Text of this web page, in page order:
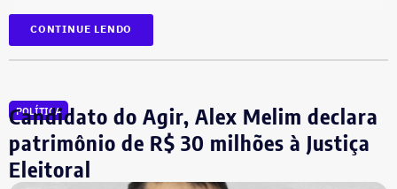
Com isso, a sentença tornou-se definitiva.
imediata execução da sentença. Além da comunicação à
Justiça Eleitoral, o órgão pede a inclusão do nome de
Garotinho no Cadastro Nacional de Condenados por Ato
de Improbidade Administrativa.
CONTINUE LENDO
POLÍTICA
Candidato do Agir, Alex Melim declara
patrimônio de R$ 30 milhões à Justiça
Eleitoral